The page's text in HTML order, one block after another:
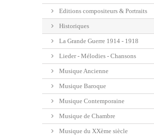
Editions compositeurs & Portraits
Historiques
La Grande Guerre 1914 - 1918
Lieder - Mélodies - Chansons
Musique Ancienne
Musique Baroque
Musique Contemporaine
Musique de Chambre
Musique du XXème siècle